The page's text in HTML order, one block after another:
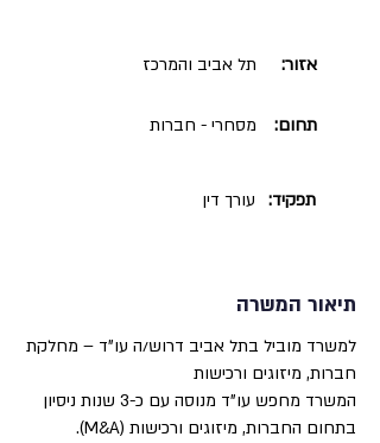
תל אביב והמרכז אזור:
מסחרי - חברות תחום:
עורך דין תפקיד:
תיאור המשרה
למשרד מוביל בתל אביב דרוש/ה עו"ד – מחלקת
חברות, מיזוגים ורכישות
המשרד מחפש עו"ד מנוסה עם כ-3 שנות ניסיון
בתחום החברות, מיזוגים ורכישות (M&A).